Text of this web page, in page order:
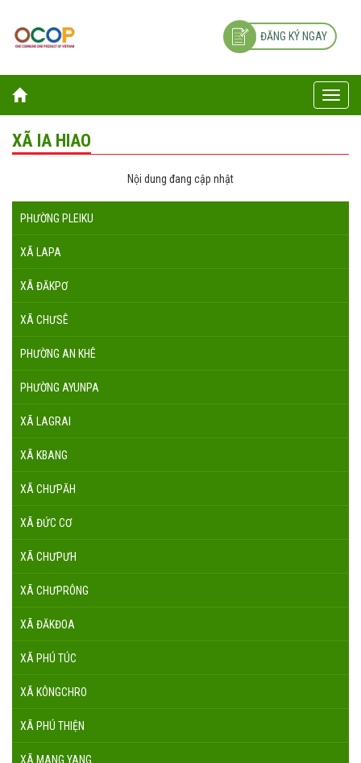
ĐĂNG KÝ NGAY
Toggle
XÃ IA HIAO
Nội dung đang cập nhật
PHƯỜNG PLEIKU
XÃ LAPA
XÃ ĐĂKPƠ
XÃ CHƯSÊ
PHƯỜNG AN KHÊ
PHƯỜNG AYUNPA
XÃ LAGRAI
XÃ KBANG
XÃ CHƯPĂH
XÃ ĐỨC CƠ
XÃ CHƯPƯH
XÃ CHƯPRÔNG
XÃ ĐĂKĐOA
XÃ PHÚ TÚC
XÃ KÔNGCHRO
XÃ PHÚ THIỆN
XÃ MANG YANG